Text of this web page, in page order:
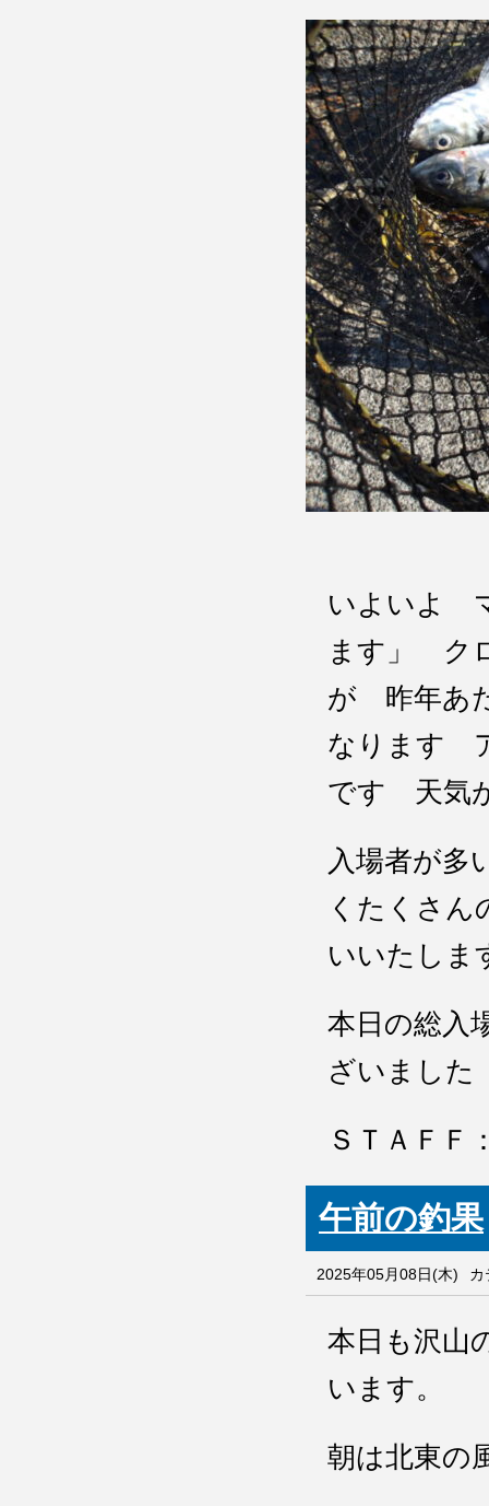
いよいよ
ます」 ク
が 昨年あ
なります
です 天気
入場者が
くたくさ
いいたし
本日の総
ざいまし
ＳＴＡＦＦ
午前の釣果
2025年05月08日(木) カ
本日も沢山
います。
朝は北東の